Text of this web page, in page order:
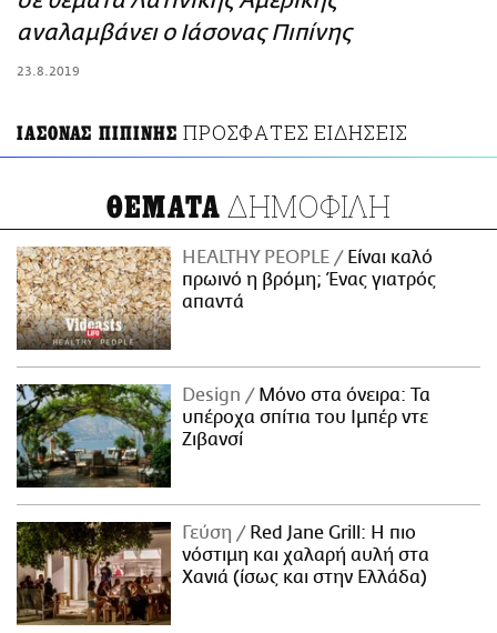
ΑΜΠΑ
αναλαμβάνει ο Ιάσονας Πιπίνης
23.8.2019
ΙΑΣΟΝΑΣ ΠΙΠΙΝΗΣ ΠΡΟΣΦΑΤΕΣ ΕΙΔΗΣΕΙΣ
ΘΕΜΑΤΑ ΔΗΜΟΦΙΛΗ
HEALTHY PEOPLE
Είναι καλό
πρωινό η βρόμη; Ένας γιατρός
απαντά
Design
Μόνο στα όνειρα: Τα
υπέροχα σπίτια του Ιμπέρ ντε
Ζιβανσί
Γεύση
Red Jane Grill: Η πιο
νόστιμη και χαλαρή αυλή στα
Χανιά (ίσως και στην Ελλάδα)